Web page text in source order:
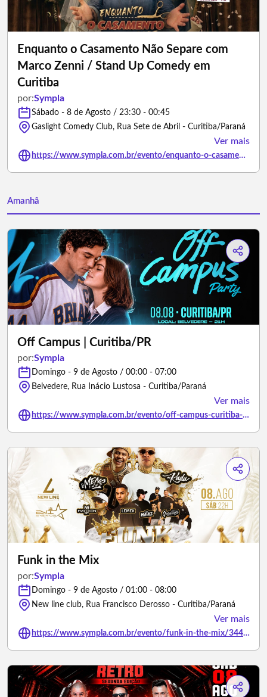
Enquanto o Casamento Não Separe com
Marco Zenni / Stand Up Comedy em
Curitiba
por:Sympla
Sábado - 8 de Agosto / 23:30 - 00:45
Gaslight Comedy Club, Rua Sete de Abril - Curitiba/Paraná
Ver mais
https://www.sympla.com.br/evento/enquanto-o-casamento-nao-separe-com-marco-zenni-stand-up-comedy-em-curitiba/3504608
Amanhã
Off Campus | Curitiba/PR
por:Sympla
Domingo - 9 de Agosto / 00:00 - 07:00
Belvedere, Rua Inácio Lustosa - Curitiba/Paraná
Ver mais
https://www.sympla.com.br/evento/off-campus-curitiba-pr/3477649
Funk in the Mix
por:Sympla
Domingo - 9 de Agosto / 01:00 - 08:00
New line club, Rua Francisco Derosso - Curitiba/Paraná
Ver mais
https://www.sympla.com.br/evento/funk-in-the-mix/3446907